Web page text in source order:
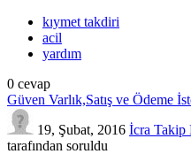
kıymet takdiri
acil
yardım
0 cevap
Güven Varlık,Satış ve Ödeme
19, Şubat, 2016 İcra Takip
tarafından soruldu